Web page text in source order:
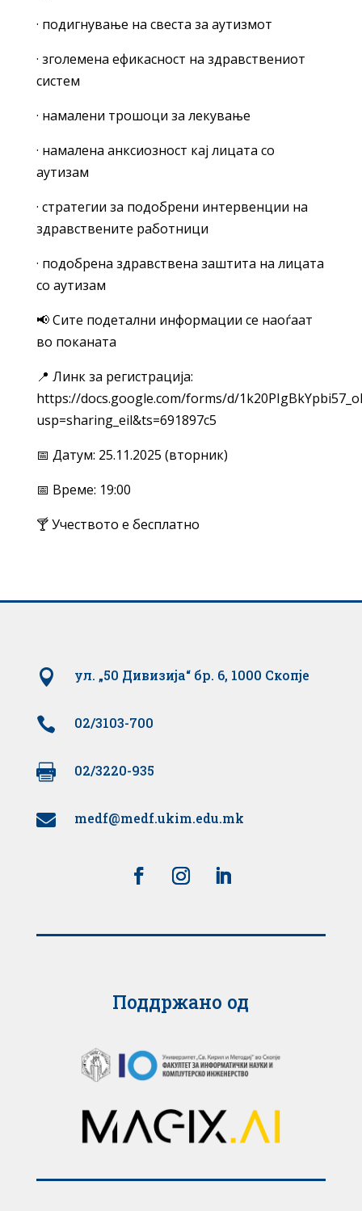
· подигнување на свеста за аутизмот
· зголемена ефикасност на здравствениот
систем
· намалени трошоци за лекување
· намалена анксиозност кај лицата со
аутизам
· стратегии за подобрени интервенции на
здравствените работници
· подобрена здравствена заштита на лицата
со аутизам
📢 Сите подетални информации се наоѓаат
во поканата
📍 Линк за регистрација:
https://docs.google.com/forms/d/
usp=sharing_eil&ts=691897c5
📅 Датум: 25.11.2025 (вторник)
📅 Време: 19:00
🍸 Учеството е бесплатно
 ул. „50 Дивизија“ бр. 6, 1000 Скопје
 02/3103-700
 02/3220-935
 medf@medf.ukim.edu.mk
Поддржано од